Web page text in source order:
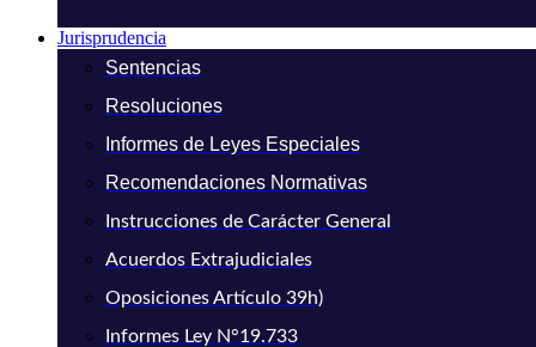
Jurisprudencia
Sentencias
Resoluciones
Informes de Leyes Especiales
Recomendaciones Normativas
Instrucciones de Carácter General
Acuerdos Extrajudiciales
Oposiciones Artículo 39h)
Informes Ley N°19.733